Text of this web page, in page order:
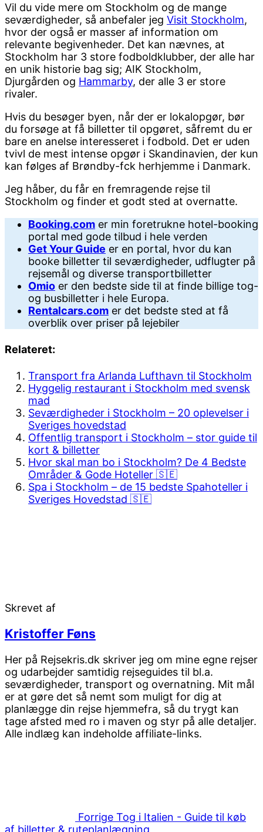
Vil du vide mere om Stockholm og de mange
seværdigheder, så anbefaler jeg Visit Stockholm,
hvor der også er masser af information om
relevante begivenheder. Det kan nævnes, at
Stockholm har 3 store fodboldklubber, der alle har
en unik historie bag sig; AIK Stockholm,
Djurgården og Hammarby, der alle 3 er store
rivaler.
Hvis du besøger byen, når der er lokalopgør, bør
du forsøge at få billetter til opgøret, såfremt du er
bare en anelse interesseret i fodbold. Det er uden
tvivl de mest intense opgør i Skandinavien, der kun
kan følges af Brøndby-fck herhjemme i Danmark.
Jeg håber, du får en fremragende rejse til
Stockholm og finder et godt sted at overnatte.
Booking.com er min foretrukne hotel-booking
portal med gode tilbud i hele verden
Get Your Guide er en portal, hvor du kan
booke billetter til seværdigheder, udflugter på
rejsemål og diverse transportbilletter
Omio er den bedste side til at finde billige tog-
og busbilletter i hele Europa.
Rentalcars.com er det bedste sted at få
overblik over priser på lejebiler
Relateret:
Transport fra Arlanda Lufthavn til Stockholm
Hyggelig restaurant i Stockholm med svensk
mad
Seværdigheder i Stockholm – 20 oplevelser i
Sveriges hovedstad
Offentlig transport i Stockholm – stor guide til
kort & billetter
Hvor skal man bo i Stockholm? De 4 Bedste
Områder & Gode Hoteller 🇸🇪
Spa i Stockholm – de 15 bedste Spahoteller i
Sveriges Hovedstad 🇸🇪
Skrevet af
Kristoffer Føns
Her på Rejsekris.dk skriver jeg om mine egne rejser
og udarbejder samtidig rejseguides til bl.a.
seværdigheder, transport og overnatning. Mit mål
er at gøre det så nemt som muligt for dig at
planlægge din rejse hjemmefra, så du trygt kan
tage afsted med ro i maven og styr på alle detaljer.
Alle indlæg kan indeholde affiliate-links.
Forrige Tog i Italien - Guide til køb
af billetter & ruteplanlægning